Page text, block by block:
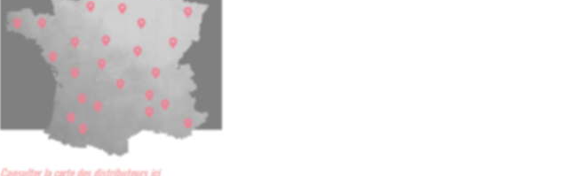
Consulter la carte des distributeurs ici